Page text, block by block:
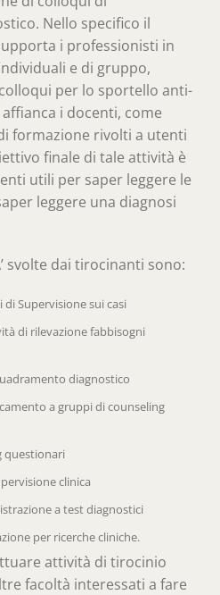
Nello specifico il
i professionisti in
e di gruppo,
per lo sportello anti-
i docenti, come
formazione rivolti a utenti
finale di tale attività è
utili per saper leggere le
leggere una diagnosi
svolte dai tirocinanti sono:
Supervisione sui casi
di rilevazione fabbisogni
diagnostico
a gruppi di counseling
questionari
clinica
a test diagnostici
per ricerche cliniche.
attività di tirocinio
facoltà interessati a fare